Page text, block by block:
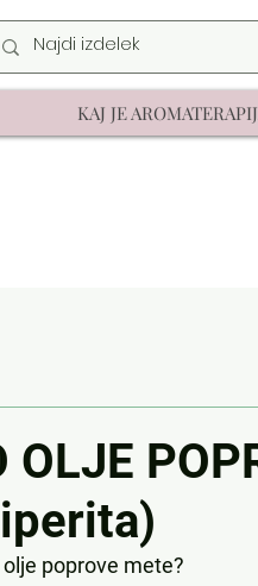
KAJ JE
OLJE
poprove mete?